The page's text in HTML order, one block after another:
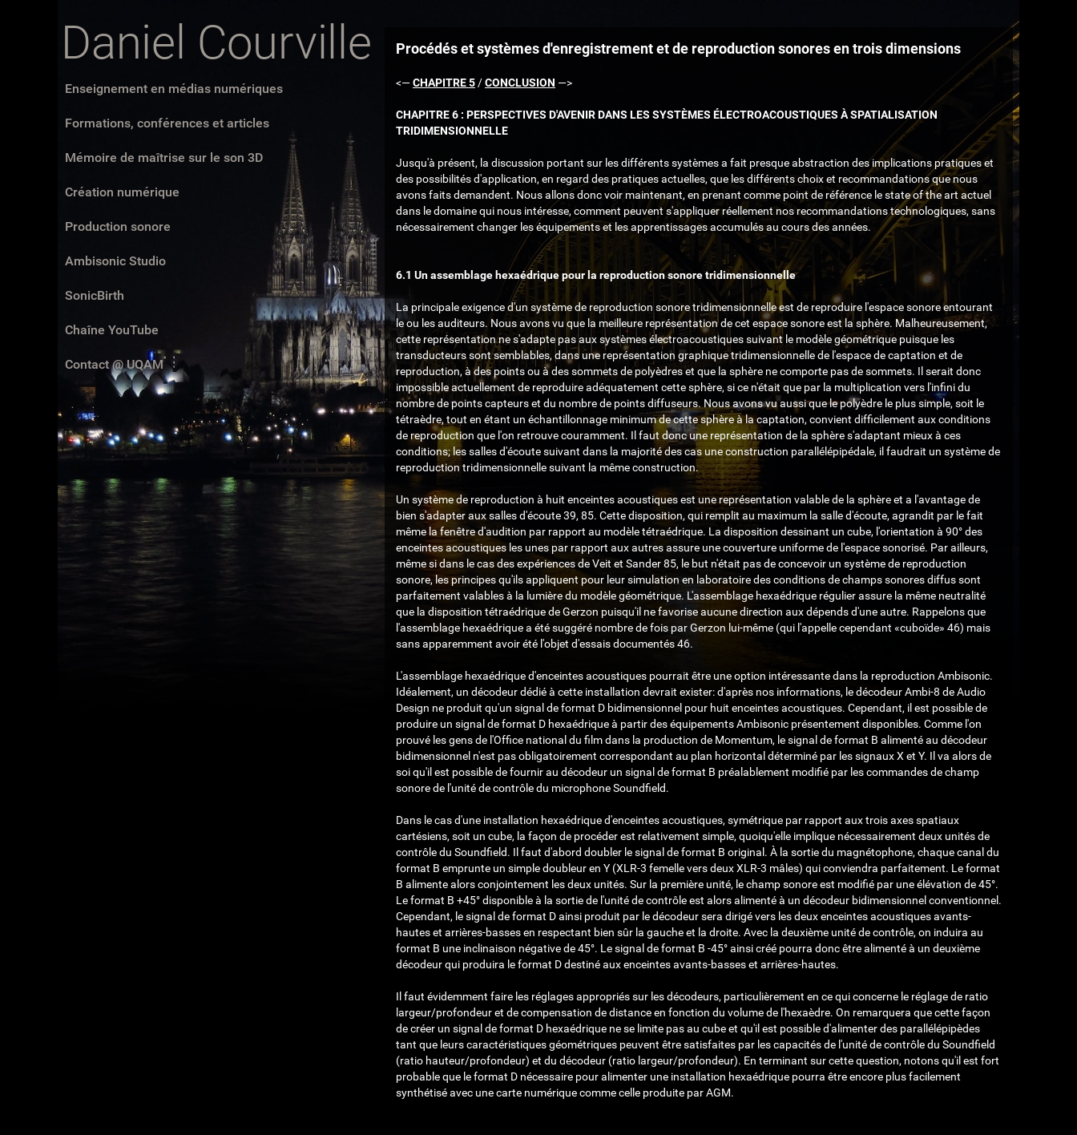
Daniel Courville
Enseignement en médias numériques
Formations, conférences et articles
Mémoire de maîtrise sur le son 3D
Création numérique
Production sonore
Ambisonic Studio
SonicBirth
Chaîne YouTube
Contact @ UQAM
Procédés et systèmes d'enregistrement et de reproduction sonores en trois dimensions
<—CHAPITRE 5 /CONCLUSION —>
CHAPITRE 6 : PERSPECTIVES D'AVENIR DANS LES SYSTÈMES ÉLECTROACOUSTIQUES À SPATIALISATION
TRIDIMENSIONNELLE
Jusqu'à présent, la discussion portant sur les différents systèmes a fait presque abstraction des implications pratiques et
des possibilités d'application, en regard des pratiques actuelles, que les différents choix et recommandations que nous
avons faits demandent. Nous allons donc voir maintenant, en prenant comme point de référence le state of the art actuel
dans le domaine qui nous intéresse, comment peuvent s'appliquer réellement nos recommandations technologiques, sans
nécessairement changer les équipements et les apprentissages accumulés au cours des années.
6.1 Un assemblage hexaédrique pour la reproduction sonore tridimensionnelle
La principale exigence d'un système de reproduction sonore tridimensionnelle est de reproduire l'espace sonore entourant
le ou les auditeurs. Nous avons vu que la meilleure représentation de cet espace sonore est la sphère. Malheureusement,
cette représentation ne s'adapte pas aux systèmes électroacoustiques suivant le modèle géométrique puisque les
transducteurs sont semblables, dans une représentation graphique tridimensionnelle de l'espace de captation et de
reproduction, à des points ou à des sommets de polyèdres et que la sphère ne comporte pas de sommets. Il serait donc
impossible actuellement de reproduire adéquatement cette sphère, si ce n'était que par la multiplication vers l'infini du
nombre de points capteurs et du nombre de points diffuseurs. Nous avons vu aussi que le polyèdre le plus simple, soit le
tétraèdre, tout en étant un échantillonnage minimum de cette sphère à la captation, convient difficilement aux conditions
de reproduction que l'on retrouve couramment. Il faut donc une représentation de la sphère s'adaptant mieux à ces
conditions; les salles d'écoute suivant dans la majorité des cas une construction parallélépipédale, il faudrait un système de
reproduction tridimensionnelle suivant la même construction.
Un système de reproduction à huit enceintes acoustiques est une représentation valable de la sphère et a l'avantage de
bien s'adapter aux salles d'écoute39, 85. Cette disposition, qui remplit au maximum la salle d'écoute, agrandit par le fait
même la fenêtre d'audition par rapport au modèle tétraédrique. La disposition dessinant un cube, l'orientation à 90° des
enceintes acoustiques les unes par rapport aux autres assure une couverture uniforme de l'espace sonorisé. Par ailleurs,
même si dans le cas des expériences de Veit et Sander85, le but n'était pas de concevoir un système de reproduction
sonore, les principes qu'ils appliquent pour leur simulation en laboratoire des conditions de champs sonores diffus sont
parfaitement valables à la lumière du modèle géométrique. L'assemblage hexaédrique régulier assure la même neutralité
que la disposition tétraédrique de Gerzon puisqu'il ne favorise aucune direction aux dépends d'une autre. Rappelons que
l'assemblage hexaédrique a été suggéré nombre de fois par Gerzon lui-même (qui l'appelle cependant «cuboïde» 46) mais
sans apparemment avoir été l'objet d'essais documentés46.
L'assemblage hexaédrique d'enceintes acoustiques pourrait être une option intéressante dans la reproduction Ambisonic.
Idéalement, un décodeur dédié à cette installation devrait exister: d'après nos informations, le décodeur Ambi-8 de Audio
Design ne produit qu'un signal de format D bidimensionnel pour huit enceintes acoustiques. Cependant, il est possible de
produire un signal de format D hexaédrique à partir des équipements Ambisonic présentement disponibles. Comme l'on
prouvé les gens de l'Office national du film dans la production de Momentum, le signal de format B alimenté au décodeur
bidimensionnel n'est pas obligatoirement correspondant au plan horizontal déterminé par les signaux X et Y. Il va alors de
soi qu'il est possible de fournir au décodeur un signal de format B préalablement modifié par les commandes de champ
sonore de l'unité de contrôle du microphone Soundfield.
Dans le cas d'une installation hexaédrique d'enceintes acoustiques, symétrique par rapport aux trois axes spatiaux
cartésiens, soit un cube, la façon de procéder est relativement simple, quoiqu'elle implique nécessairement deux unités de
contrôle du Soundfield. Il faut d'abord doubler le signal de format B original. À la sortie du magnétophone, chaque canal du
format B emprunte un simple doubleur en Y (XLR-3 femelle vers deux XLR-3 mâles) qui conviendra parfaitement. Le format
B alimente alors conjointement les deux unités. Sur la première unité, le champ sonore est modifié par une élévation de 45°.
Le format B +45° disponible à la sortie de l'unité de contrôle est alors alimenté à un décodeur bidimensionnel conventionnel.
Cependant, le signal de format D ainsi produit par le décodeur sera dirigé vers les deux enceintes acoustiques avants-
hautes et arrières-basses en respectant bien sûr la gauche et la droite. Avec la deuxième unité de contrôle, on induira au
format B une inclinaison négative de 45°. Le signal de format B -45° ainsi créé pourra donc être alimenté à un deuxième
décodeur qui produira le format D destiné aux enceintes avants-basses et arrières-hautes.
Il faut évidemment faire les réglages appropriés sur les décodeurs, particulièrement en ce qui concerne le réglage de ratio
largeur/profondeur et de compensation de distance en fonction du volume de l'hexaèdre. On remarquera que cette façon
de créer un signal de format D hexaédrique ne se limite pas au cube et qu'il est possible d'alimenter des parallélépipèdes
tant que leurs caractéristiques géométriques peuvent être satisfaites par les capacités de l'unité de contrôle du Soundfield
(ratio hauteur/profondeur) et du décodeur (ratio largeur/profondeur). En terminant sur cette question, notons qu'il est fort
probable que le format D nécessaire pour alimenter une installation hexaédrique pourra être encore plus facilement
synthétisé avec une carte numérique comme celle produite par AGM.